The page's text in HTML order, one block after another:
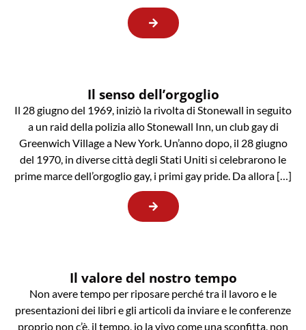
Il senso dell’orgoglio
Il 28 giugno del 1969, iniziò la rivolta di Stonewall in seguito
a un raid della polizia allo Stonewall Inn, un club gay di
Greenwich Village a New York. Un’anno dopo, il 28 giugno
del 1970, in diverse città degli Stati Uniti si celebrarono le
prime marce dell’orgoglio gay, i primi gay pride. Da allora […]
Il valore del nostro tempo
Non avere tempo per riposare perché tra il lavoro e le
presentazioni dei libri e gli articoli da inviare e le conferenze
proprio non c’è, il tempo, io la vivo come una sconfitta, non